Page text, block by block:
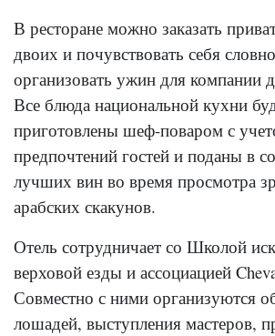
В ресторане можно заказать
двоих и почувствовать себя
организовать ужин для компании
Все блюда национальной кухни
приготовлены шеф-поваром с
предпочтений гостей и поданы в
лучших вин во время просмотра
арабских скакунов.
Отель сотрудничает со Школой
верховой езды и ассоциацией
Совместно с ними организуются
лошадей, выступления мастеров,